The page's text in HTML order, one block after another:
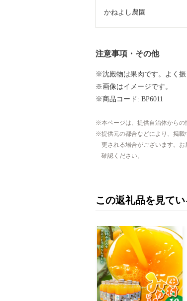
かねよし農園
注意事項・その他
※沈殿物は果肉です。よく振
※画像はイメージです。
※商品コード: BP6011
本ページは、提供自治体からの
提供元の都合などにより、掲
更される場合がございます。
確認ください。
この返礼品を見て